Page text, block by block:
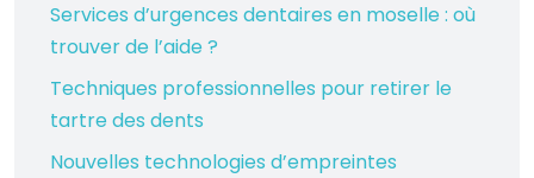
Services d’urgences dentaires en moselle : où
trouver de l’aide ?
Techniques professionnelles pour retirer le
tartre des dents
Nouvelles technologies d’empreintes